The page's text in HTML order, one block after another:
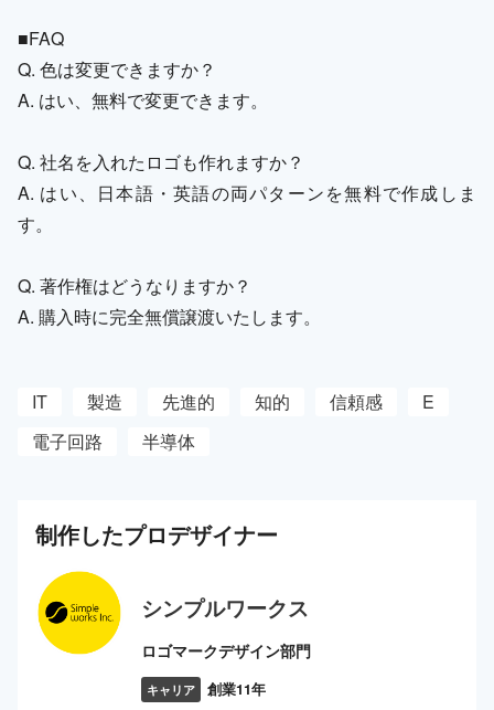
■FAQ
Q. 色は変更できますか？
A. はい、無料で変更できます。
Q. 社名を入れたロゴも作れますか？
A. はい、日本語・英語の両パターンを無料で作成しま
す。
Q. 著作権はどうなりますか？
A. 購入時に完全無償譲渡いたします。
IT 製造 先進的 知的 信頼感
E
電子回路
半導体
制作したプロデザイナー
シンプルワークス
ロゴマークデザイン部門
キャリア 創業11年